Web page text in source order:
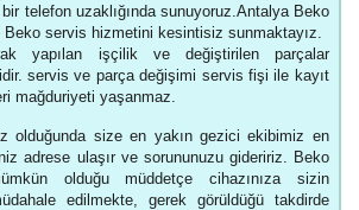
telefon uzaklığında sunuyoruz.Antalya Beko
servis hizmetini kesintisiz sunmaktayız.
yapılan işçilik ve değiştirilen parçalar
servis ve parça değişimi servis fişi ile kayıt
mağduriyeti yaşanmaz.
olduğunda size en yakın gezici ekibimiz en
adrese ulaşır ve sorununuzu gideririz. Beko
olduğu müddetçe cihazınıza sizin
edilmekte, gerek görüldüğü takdirde